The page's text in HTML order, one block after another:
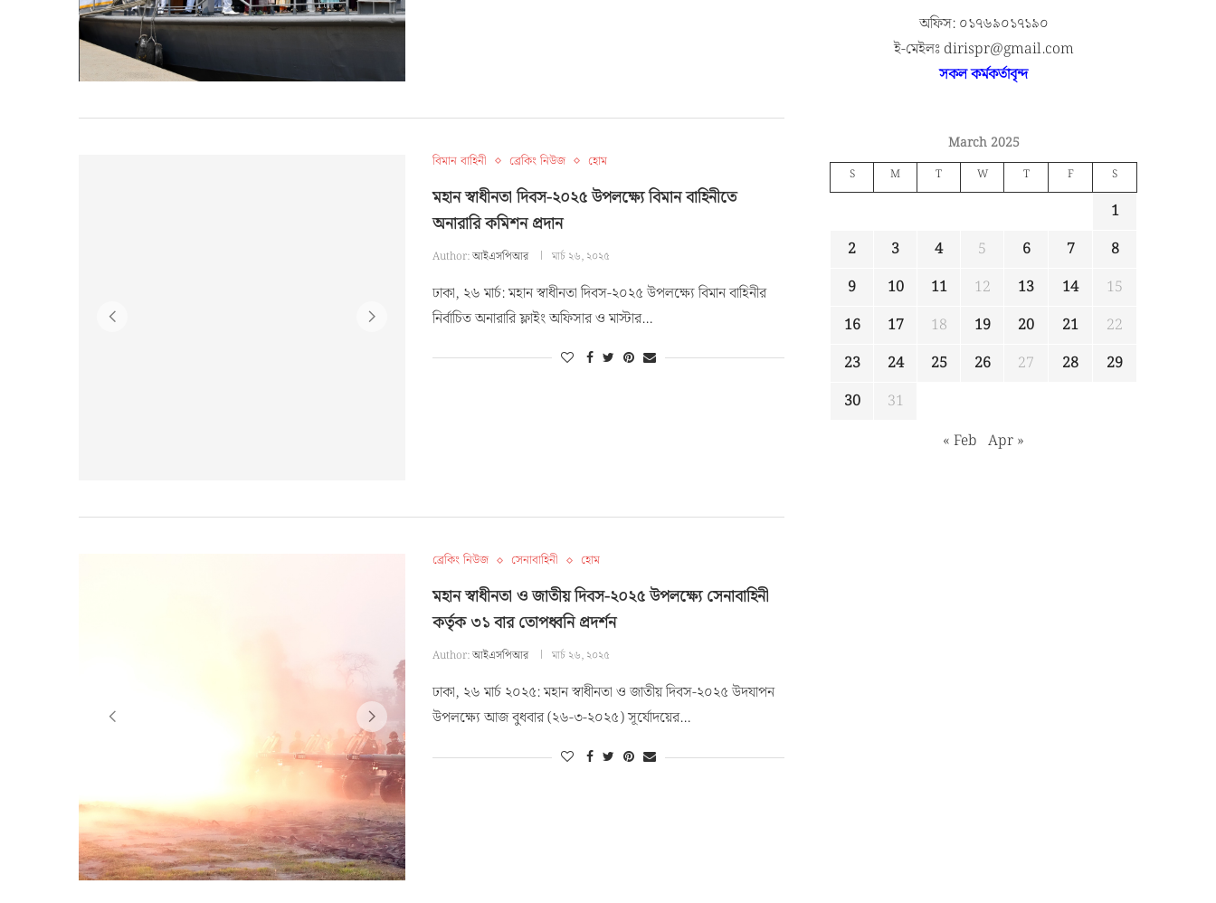
বিমান বাহিনী ব্রেকিং নিউজ হোম
মহান স্বাধীনতা দিবস-২০২৫ উপলক্ষ্যে বিমান বাহিনীতে
অনারারি কমিশন প্রদান
Author:আইএসপিআর মার্চ ২৬, ২০২৫
ঢাকা, ২৬ মার্চ: মহান স্বাধীনতা দিবস-২০২৫ উপলক্ষ্যে বিমান বাহিনীর
নির্বাচিত অনারারি ফ্লাইং অফিসার ও মাস্টার…
ব্রেকিং নিউজ সেনাবাহিনী হোম
মহান স্বাধীনতা ও জাতীয় দিবস-২০২৫ উপলক্ষ্যে সেনাবাহিনী
কর্তৃক ৩১ বার তোপধ্বনি প্রদর্শন
Author:আইএসপিআর মার্চ ২৬, ২০২৫
ঢাকা, ২৬ মার্চ ২০২৫: মহান স্বাধীনতা ও জাতীয় দিবস-২০২৫ উদযাপন
উপলক্ষ্যে আজ বুধবার (২৬-৩-২০২৫) সূর্যোদয়ের…
অফিস: ০১৭৬৯০১৭১৯০
ই-মেইলঃ dirispr@gmail.com
সকল কর্মকর্তাবৃন্দ
March 2025
S M T W T F S
1
2
3 4 5 6 7
8
9
10 11 12 13 14
15
16
17 18 19 20 21
22
23
24 25 26 27 28
29
30
31
« Feb Apr »